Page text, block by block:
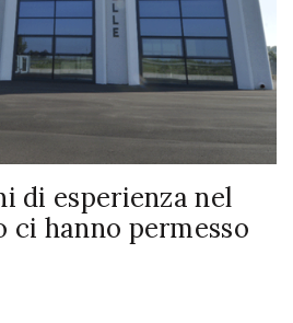
di esperienza nel
hanno permesso